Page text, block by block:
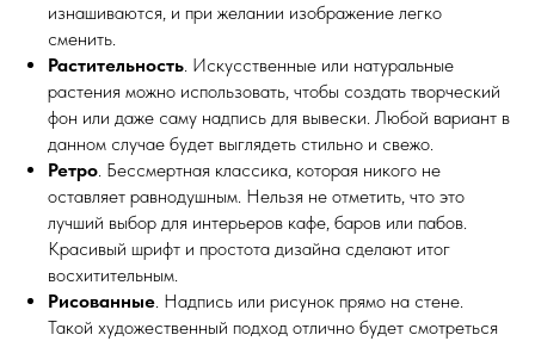
изнашиваются, и при желании изображение легко
сменить.
Растительность. Искусственные или натуральные
растения можно использовать, чтобы создать творческий
фон или даже саму надпись для вывески. Любой вариант в
данном случае будет выглядеть стильно и свежо.
Ретро. Бессмертная классика, которая никого не
оставляет равнодушным. Нельзя не отметить, что это
лучший выбор для интерьеров кафе, баров или пабов.
Красивый шрифт и простота дизайна сделают итог
восхитительным.
Рисованные. Надпись или рисунок прямо на стене.
Такой художественный подход отлично будет смотреться